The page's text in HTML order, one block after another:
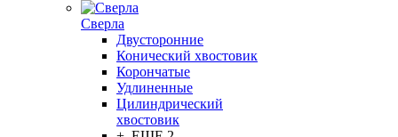
Сверла
Двусторонние
Конический хвостовик
Корончатые
Удлиненные
Цилиндрический
хвостовик